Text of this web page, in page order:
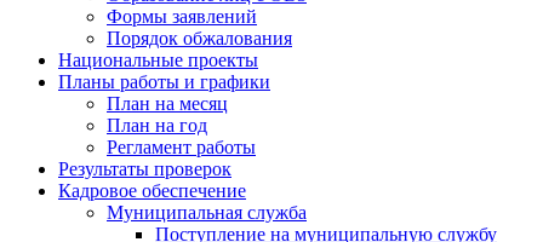
Формы заявлений
Порядок обжалования
Национальные проекты
Планы работы и графики
План на месяц
План на год
Регламент работы
Результаты проверок
Кадровое обеспечение
Муниципальная служба
Поступление на муниципальную службу